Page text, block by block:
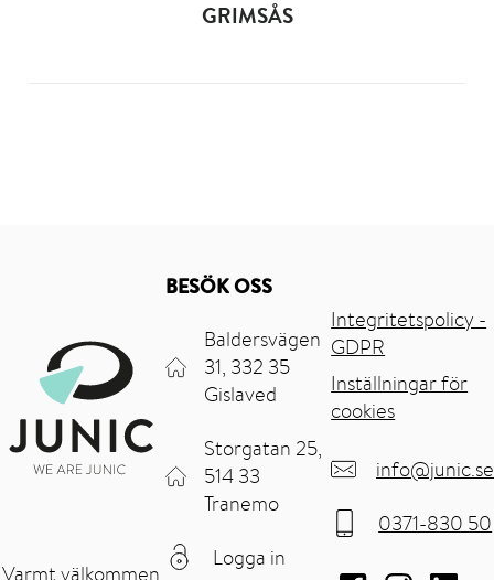
GRIMSÅS
Varmt välkommen
BESÖK OSS
Baldersvägen
31, 332 35
Gislaved
Storgatan 25,
514 33
Tranemo
Logga in
Integritetspolicy -
GDPR
Inställningar för
cookies
info@junic.se
0371-830 50